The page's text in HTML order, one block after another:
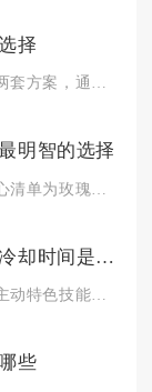
择
明智的选择
梦幻诛仙焚香宝宝技能的冷却时间是多久
些